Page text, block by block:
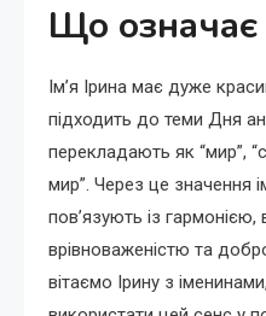
Що означає
Ім’я Ірина має дуже
підходить до теми Дня
перекладають як “мир”,
мир”. Через це значення
пов’язують із
врівноваженістю та
вітаємо Ірину з